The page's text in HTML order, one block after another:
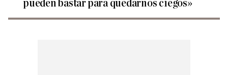
pueden bastar para quedarnos ciegos»